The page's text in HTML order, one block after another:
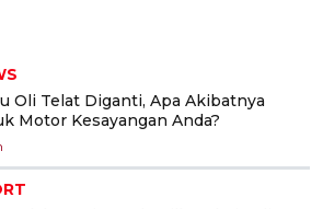
Oli Telat Diganti, Apa Akibatnya
Motor Kesayangan Anda?